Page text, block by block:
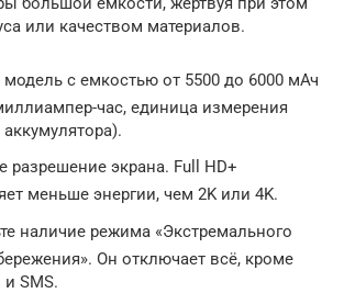
или качеством материалов.
модель с емкостью от 5500 до 6000 мАч
час, единица измерения
разрешение экрана. Full HD+
меньше энергии, чем 2K или 4K.
наличие режима «Экстремального
Он отключает всё, кроме
SMS.